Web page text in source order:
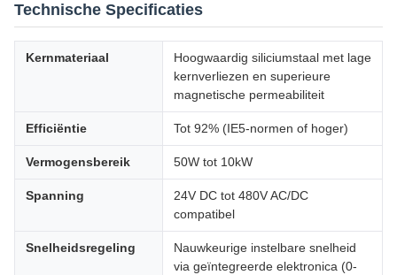
Technische Specificaties
Kernmateriaal
Hoogwaardig siliciumstaal met lage
kernverliezen en superieure
magnetische permeabiliteit
Efficiëntie Tot 92% (IE5-normen of hoger)
Vermogensbereik 50W tot 10kW
Spanning
24V DC tot 480V AC/DC
compatibel
Snelheidsregeling
Nauwkeurige instelbare snelheid
via geïntegreerde elektronica (0-